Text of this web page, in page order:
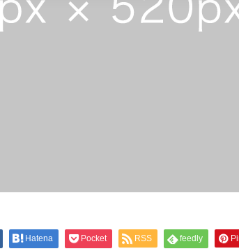
Hatena Pocket RSS feedly